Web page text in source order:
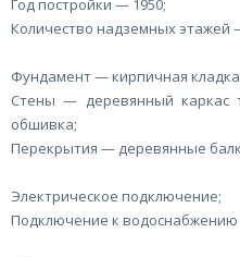
Год постройки — 1950;
Количество надземных этажей
Фундамент — кирпичная
Стены — деревянный каркас
обшивка;
Перекрытия — деревянные
Электрическое подключение;
Подключение к водоснабжению